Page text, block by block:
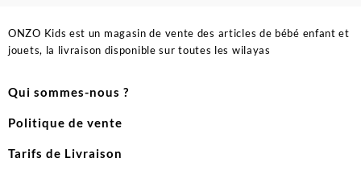
ONZO Kids est un magasin de vente des articles de bébé enfant et
jouets, la livraison disponible sur toutes les wilayas
Qui sommes-nous ?
Politique de vente
Tarifs de Livraison